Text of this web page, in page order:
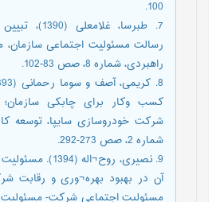
100.
7. طبرسا،
رسالت مسئولیت اجتماعی سازمان،
راهبردی، شماره 8، صص 83-102.
کسب وکار برای چابکی سازمان؛
شماره 2، صص 273-292.
9. نصیری، روح¬اله
آن در بهبود بهره¬وری و رقابت
مسئولیت اجتماعی شرکت-